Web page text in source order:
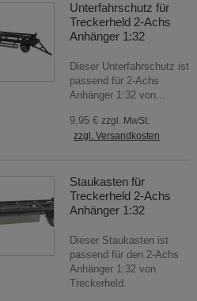
Unterfahrschutz für
Treckerheld 2-Achs
Anhänger 1:32
Dieser Unterfahrschutz ist
passend für 2-Achs
Anhänger 1:32 von...
9,95 € zzgl. MwSt.
zzgl. Versandkosten
Staukasten für
Treckerheld 2-Achs
Anhänger 1:32
Dieser Staukasten ist
passend für den 2-Achs
Anhänger 1:32 von
Treckerheld.